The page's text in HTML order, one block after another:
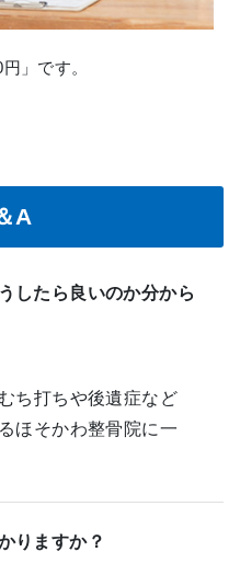
」です。
A
したら良いのか分から
ち打ちや後遺症など
ほそかわ整骨院に一
りますか？